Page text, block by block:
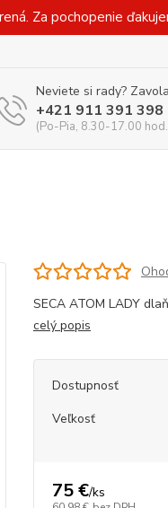
Za pochopenie
Neviete si rady?
+421 911 391 398
(Po-Pia, 8.30-17.00
SECA ATOM LADY
celý popis
Dostupnosť
Veľkosť
75 €/ks